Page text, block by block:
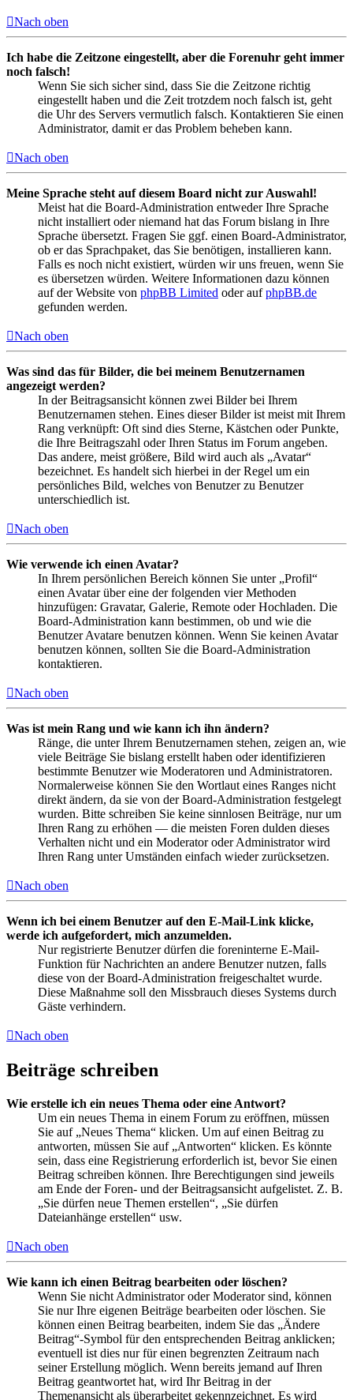
Nach oben
Ich habe die Zeitzone eingestellt, aber die Forenuhr geht immer
noch falsch!
Wenn Sie sich sicher sind, dass Sie die Zeitzone richtig
eingestellt haben und die Zeit trotzdem noch falsch ist, geht
die Uhr des Servers vermutlich falsch. Kontaktieren Sie einen
Administrator, damit er das Problem beheben kann.
Nach oben
Meine Sprache steht auf diesem Board nicht zur Auswahl!
Meist hat die Board-Administration entweder Ihre Sprache
nicht installiert oder niemand hat das Forum bislang in Ihre
Sprache übersetzt. Fragen Sie ggf. einen Board-Administrator,
ob er das Sprachpaket, das Sie benötigen, installieren kann.
Falls es noch nicht existiert, würden wir uns freuen, wenn Sie
es übersetzen würden. Weitere Informationen dazu können
auf der Website von phpBB Limited oder aufphpBB.de
gefunden werden.
Nach oben
Was sind das für Bilder, die bei meinem Benutzernamen
angezeigt werden?
In der Beitragsansicht können zwei Bilder bei Ihrem
Benutzernamen stehen. Eines dieser Bilder ist meist mit Ihrem
Rang verknüpft: Oft sind dies Sterne, Kästchen oder Punkte,
die Ihre Beitragszahl oder Ihren Status im Forum angeben.
Das andere, meist größere, Bild wird auch als „Avatar“
bezeichnet. Es handelt sich hierbei in der Regel um ein
persönliches Bild, welches von Benutzer zu Benutzer
unterschiedlich ist.
Nach oben
Wie verwende ich einen Avatar?
In Ihrem persönlichen Bereich können Sie unter „Profil“
einen Avatar über eine der folgenden vier Methoden
hinzufügen: Gravatar, Galerie, Remote oder Hochladen. Die
Board-Administration kann bestimmen, ob und wie die
Benutzer Avatare benutzen können. Wenn Sie keinen Avatar
benutzen können, sollten Sie die Board-Administration
kontaktieren.
Nach oben
Was ist mein Rang und wie kann ich ihn ändern?
Ränge, die unter Ihrem Benutzernamen stehen, zeigen an, wie
viele Beiträge Sie bislang erstellt haben oder identifizieren
bestimmte Benutzer wie Moderatoren und Administratoren.
Normalerweise können Sie den Wortlaut eines Ranges nicht
direkt ändern, da sie von der Board-Administration festgelegt
wurden. Bitte schreiben Sie keine sinnlosen Beiträge, nur um
Ihren Rang zu erhöhen — die meisten Foren dulden dieses
Verhalten nicht und ein Moderator oder Administrator wird
Ihren Rang unter Umständen einfach wieder zurücksetzen.
Nach oben
Wenn ich bei einem Benutzer auf den E-Mail-Link klicke,
werde ich aufgefordert, mich anzumelden.
Nur registrierte Benutzer dürfen die foreninterne E-Mail-
Funktion für Nachrichten an andere Benutzer nutzen, falls
diese von der Board-Administration freigeschaltet wurde.
Diese Maßnahme soll den Missbrauch dieses Systems durch
Gäste verhindern.
Nach oben
Beiträge schreiben
Wie erstelle ich ein neues Thema oder eine Antwort?
Um ein neues Thema in einem Forum zu eröffnen, müssen
Sie auf „Neues Thema“ klicken. Um auf einen Beitrag zu
antworten, müssen Sie auf „Antworten“ klicken. Es könnte
sein, dass eine Registrierung erforderlich ist, bevor Sie einen
Beitrag schreiben können. Ihre Berechtigungen sind jeweils
am Ende der Foren- und der Beitragsansicht aufgelistet. Z. B.
„Sie dürfen neue Themen erstellen“, „Sie dürfen
Dateianhänge erstellen“ usw.
Nach oben
Wie kann ich einen Beitrag bearbeiten oder löschen?
Wenn Sie nicht Administrator oder Moderator sind, können
Sie nur Ihre eigenen Beiträge bearbeiten oder löschen. Sie
können einen Beitrag bearbeiten, indem Sie das „Ändere
Beitrag“-Symbol für den entsprechenden Beitrag anklicken;
eventuell ist dies nur für einen begrenzten Zeitraum nach
seiner Erstellung möglich. Wenn bereits jemand auf Ihren
Beitrag geantwortet hat, wird Ihr Beitrag in der
Themenansicht als überarbeitet gekennzeichnet. Es wird